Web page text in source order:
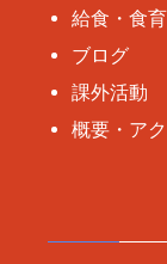
給食・食育
ブログ
課外活動
概要・ア